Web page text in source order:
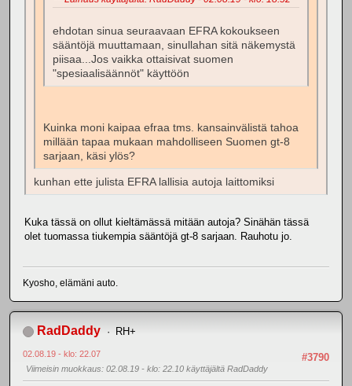
ehdotan sinua seuraavaan EFRA kokoukseen
sääntöjä muuttamaan, sinullahan sitä näkemystä
piisaa...Jos vaikka ottaisivat suomen
"spesiaalisäännöt" käyttöön
Kuinka moni kaipaa efraa tms. kansainvälistä tahoa
millään tapaa mukaan mahdolliseen Suomen gt-8
sarjaan, käsi ylös?
kunhan ette julista EFRA lallisia autoja laittomiksi
Kuka tässä on ollut kieltämässä mitään autoja? Sinähän tässä
olet tuomassa tiukempia sääntöjä gt-8 sarjaan. Rauhotu jo.
Kyosho, elämäni auto.
RadDaddy RH+
#3790
02.08.19 - klo: 22.07
Viimeisin muokkaus: 02.08.19 - klo: 22.10 käyttäjältä RadDaddy